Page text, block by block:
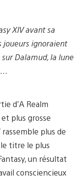
XIV avant sa
joueurs ignoraient
Dalamud, la lune
d’A Realm
plus grosse
plus de
titre le plus
un résultat
consciencieux